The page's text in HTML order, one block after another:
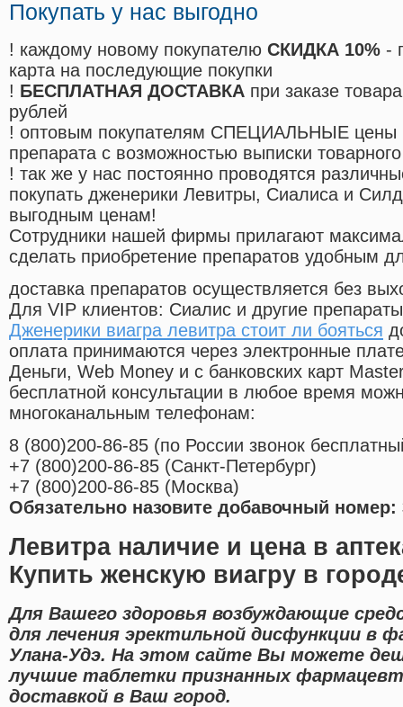
Покупать у нас выгодно
! каждому новому покупателю СКИДКА 10% -
карта на последующие покупки
! БЕСПЛАТНАЯ ДОСТАВКА при заказе
рублей
! оптовым покупателям СПЕЦИАЛЬНЫЕ цены
препарата с возможностью выписки
! так же у нас постоянно проводятся
покупать дженерики Левитры, Сиалиса и
выгодным ценам!
Cотрудники нашей фирмы прилагают
сделать приобретение препаратов удобным
доставка препаратов осуществляется без
Для VIP клиентов: Сиалис и другие
Дженерики виагра левитра стоит ли бояться
оплата принимаются через электронные
Деньги, Web Money и с банковских карт
бесплатной консультации в любое время
многоканальным телефонам:
8 (800)200-86-85 (по России звонок
+7 (800)200-86-85 (Санкт-Петербург)
+7 (800)200-86-85 (Москва)
Обязательно назовите добавочный номер:
Левитра наличие и цена в
Купить женскую виагру в
Для Вашего здоровья возбуждающие
для лечения эректильной дисфункции в
Улана-Удэ. На этом сайте Вы можете
лучшие таблетки признанных
доставкой в Ваш город.